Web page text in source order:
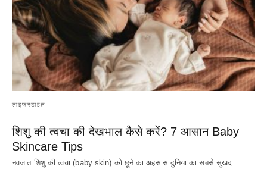
लाइफस्टाइल
शिशु की त्वचा की देखभाल कैसे करें? 7 आसान Baby
Skincare Tips
नवजात शिशु की त्वचा (baby skin) को छूने का अहसास दुनिया का सबसे सुखद